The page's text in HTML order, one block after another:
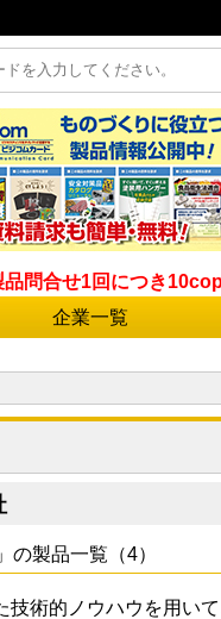
問合せ1回につき
企業一覧
の製品一覧（4）
技術的ノウハウを用い